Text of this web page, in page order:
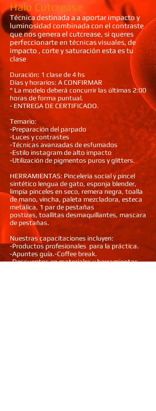
Halo Cutcrease
Técnica destinada a a aportar impacto y
luminosidad combinada con el contraste
que nos genera el cutcrease, si queres
perfeccionarte en técnicas visuales, de
impacto , corte y saturación esta es tu
clase
Duración: 1 clase de 4 hs
Días y horarios: A CONFIRMAR
° La modelo deberá concurrir las últimas 2:00
horas de forma puntual.
- ENTREGA DE CERTIFICADO.
Temario:
-Preparación del parpado
-Luces y contrastes
-Técnicas avanzadas de esfumados
-Estilo instagram de alto impacto
-Utilización de pigmentos puros y glitters.
HERRAMIENTAS: Pinceleria social y pincel
sintético lengua de gato, esponja blender,
limpia pinceles en seco, remera negra, toalla
de mano, vincha, paleta mezcladora, esteca
metálica, 1 par de pestañas
postizas, toallitas desmaquillantes, mascara
de pestañas.
Nuestras capacitaciones incluyen:
-Productos profesionales para la práctica.
-Apuntes guía.-Coffee break.
-Descuentos en materiales y herramientas.